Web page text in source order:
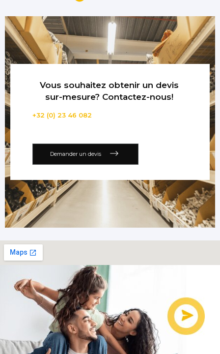
Vous souhaitez obtenir un devis
sur-mesure? Contactez-nous!
+32 (0) 23 46 082
Demander un devis